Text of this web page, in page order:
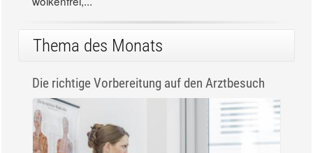
Thema des Monats
Die richtige Vorbereitung auf den Arztbesuch